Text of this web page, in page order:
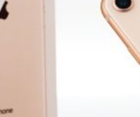
อว่า iPhone…
จะเปิดตัว iPhone รุ่น
SE 2 ในต้นปีหน้า ซึ่งสื่อต่าง
iPhone 9 แทนครับ ย้อน
iPhone ทั้งหมดสามโมเดล
ละ iPhone X ปีต่อมาคือปี
ปโดยการเปิดตัว iPhone